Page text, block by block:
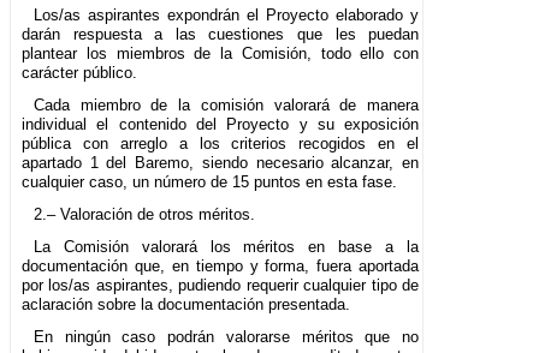
Los/as aspirantes expondrán el Proyecto elaborado y
darán respuesta a las cuestiones que les puedan
plantear los miembros de la Comisión, todo ello con
carácter público.
Cada miembro de la comisión valorará de manera
individual el contenido del Proyecto y su exposición
pública con arreglo a los criterios recogidos en el
apartado 1 del Baremo, siendo necesario alcanzar, en
cualquier caso, un número de 15 puntos en esta fase.
2.– Valoración de otros méritos.
La Comisión valorará los méritos en base a la
documentación que, en tiempo y forma, fuera aportada
por los/as aspirantes, pudiendo requerir cualquier tipo de
aclaración sobre la documentación presentada.
En ningún caso podrán valorarse méritos que no